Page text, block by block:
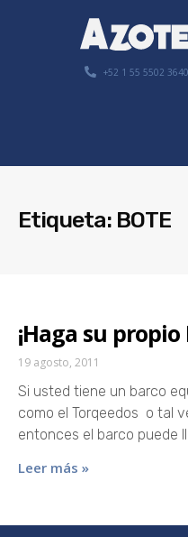
+52 1 55 5502 3640
Etiqueta: BOTE
¡Haga su
19 agosto, 2011
Si usted tiene un barco
como el Torqeedos o tal
entonces el barco puede
Leer más »